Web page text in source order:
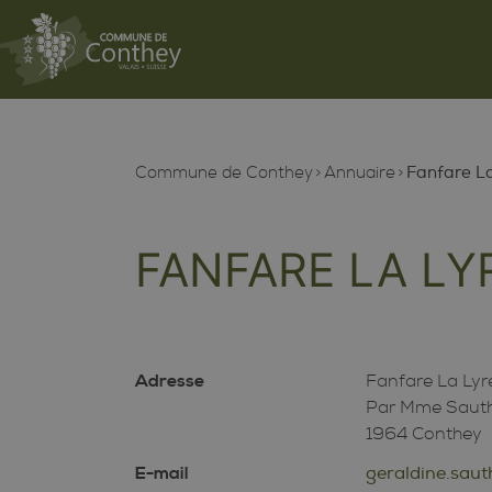
Commune de Conthey Annuaire Fanfare
FANFARE LA
Adresse
Fanfare La
Par Mme
1964 Conthey
E-mail